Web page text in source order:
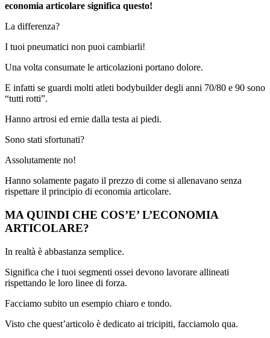
economia articolare significa questo!
La differenza?
I tuoi pneumatici non puoi cambiarli!
Una volta consumate le articolazioni portano dolore.
E infatti se guardi molti atleti bodybuilder degli anni 70/80 e 90 sono
“tutti rotti”.
Hanno artrosi ed ernie dalla testa ai piedi.
Sono stati sfortunati?
Assolutamente no!
Hanno solamente pagato il prezzo di come si allenavano senza
rispettare il principio di economia articolare.
MA QUINDI CHE COS’E’ L’ECONOMIA
ARTICOLARE?
In realtà è abbastanza semplice.
Significa che i tuoi segmenti ossei devono lavorare allineati
rispettando le loro linee di forza.
Facciamo subito un esempio chiaro e tondo.
Visto che quest’articolo è dedicato ai tricipiti, facciamolo qua.